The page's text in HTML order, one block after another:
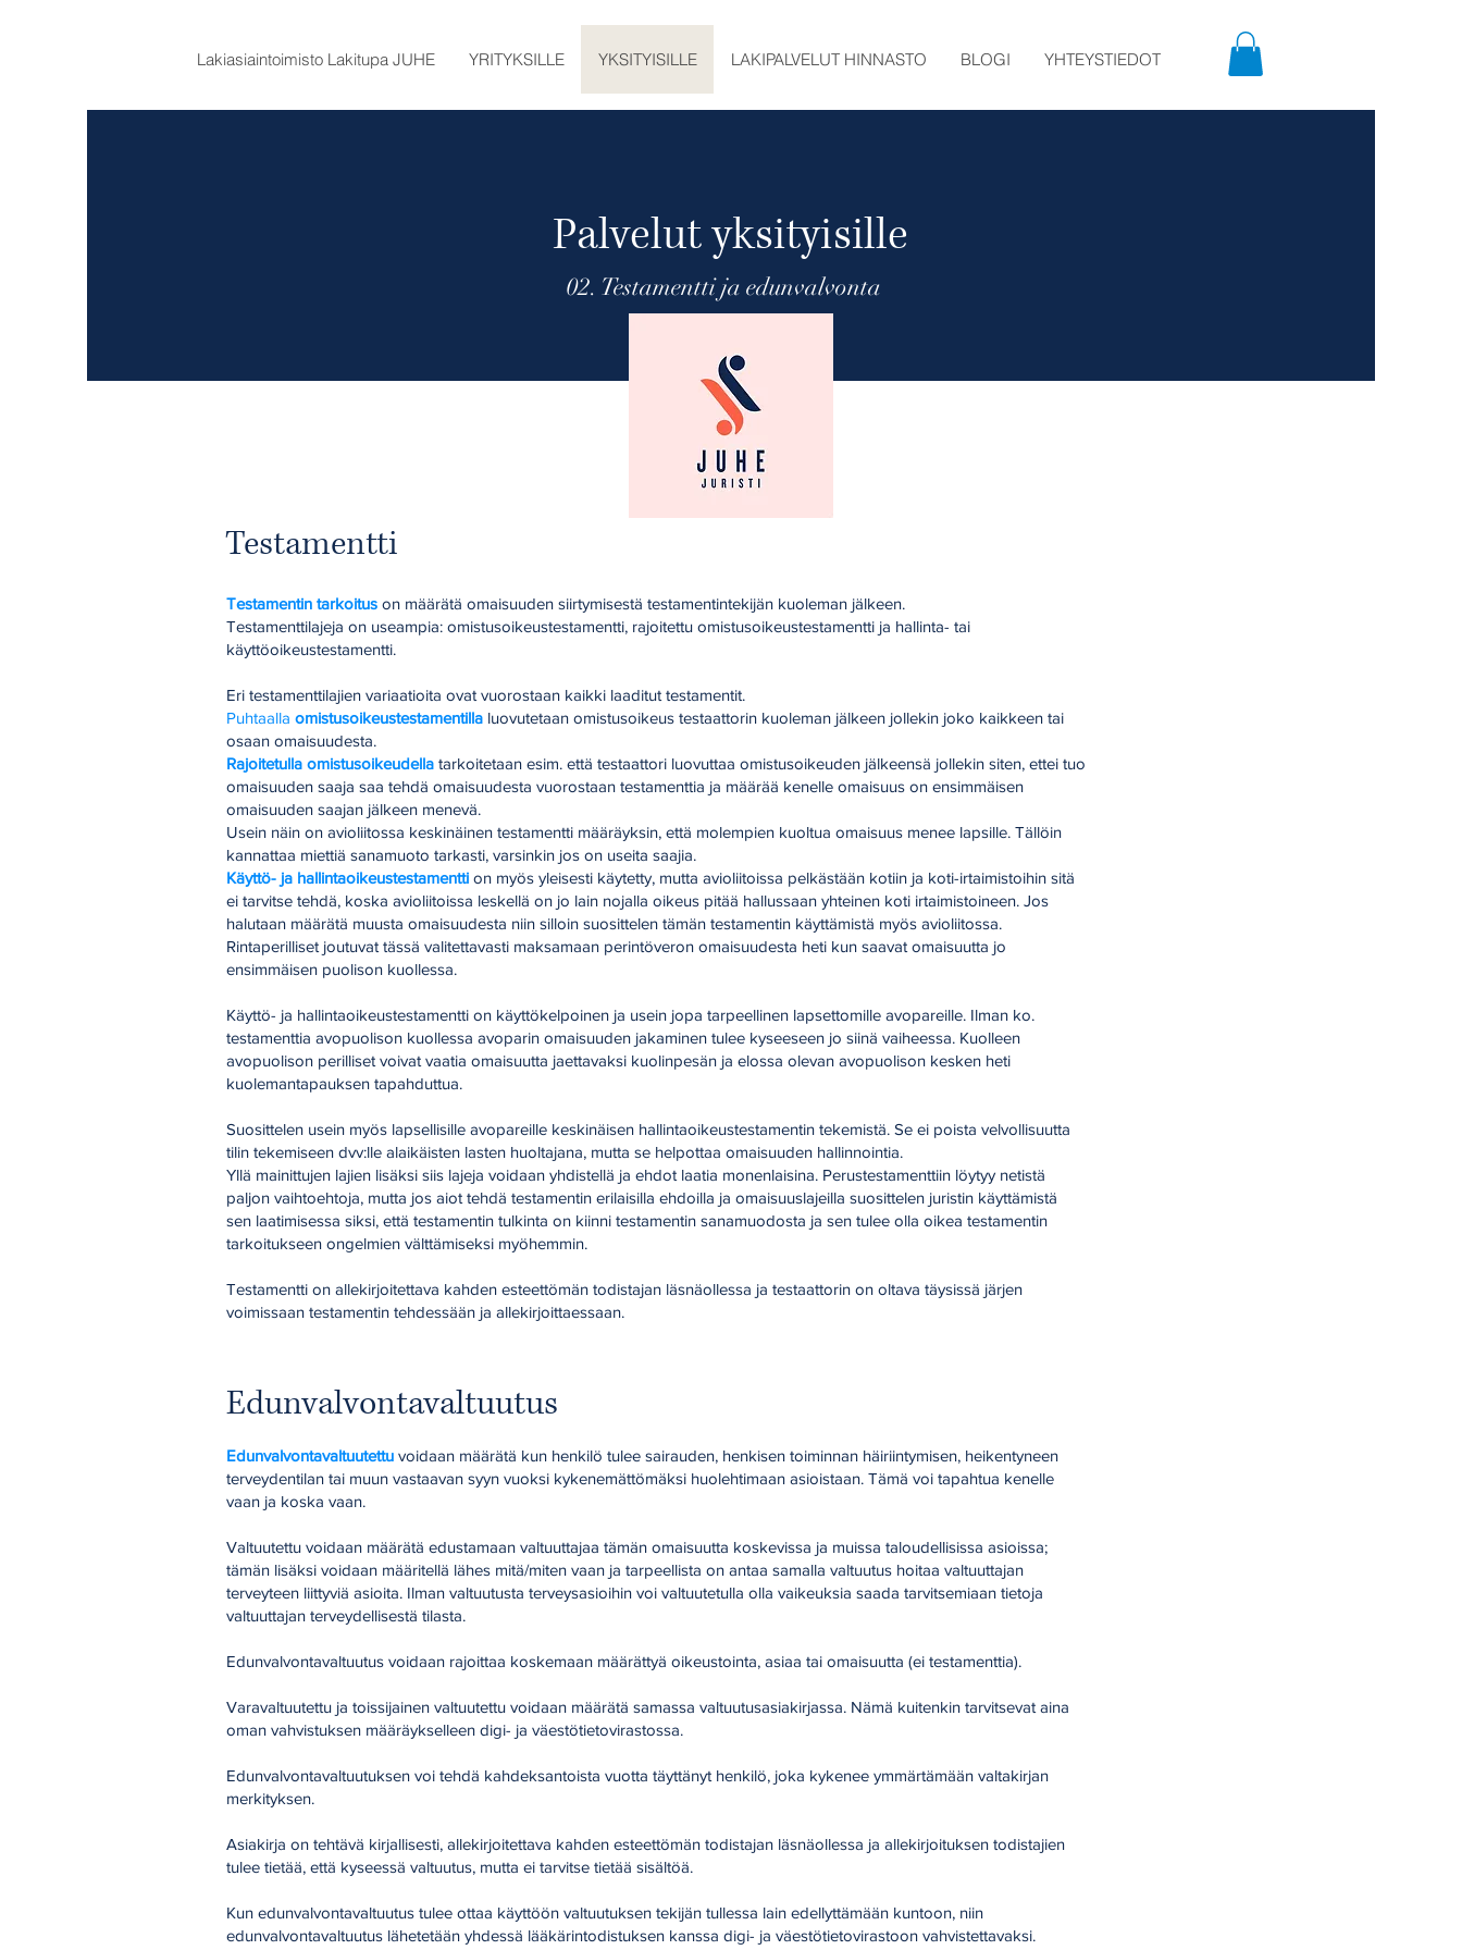
Lakiasiaintoimisto Lakitupa JUHE YRITYKSILLE YKSITYISILLE LAKIPALVELUT HINNASTO BLOGI YHTEYSTIEDOT
Palvelut yksityisille
02. Testamentti ja edunvalvonta
Testamentti
Testamentin tarkoitus on määrätä omaisuuden siirtymisestä testamentintekijän kuoleman jälkeen.
Testamenttilajeja on useampia: omistusoikeustestamentti, rajoitettu omistusoikeustestamentti ja hallinta- tai
käyttöoikeustestamentti.
Eri testamenttilajien variaatioita ovat vuorostaan kaikki laaditut testamentit.
Puhtaalla omistusoikeustestamentilla luovutetaan omistusoikeus testaattorin kuoleman jälkeen jollekin joko kaikkeen tai
osaan omaisuudesta.
Rajoitetulla omistusoikeudella tarkoitetaan esim. että testaattori luovuttaa omistusoikeuden jälkeensä jollekin siten, ettei tuo
omaisuuden saaja saa tehdä omaisuudesta vuorostaan testamenttia ja määrää kenelle omaisuus on ensimmäisen
omaisuuden saajan jälkeen menevä.
Usein näin on avioliitossa keskinäinen testamentti määräyksin, että molempien kuoltua omaisuus menee lapsille. Tällöin
kannattaa miettiä sanamuoto tarkasti, varsinkin jos on useita saajia.
Käyttö- ja hallintaoikeustestamentti on myös yleisesti käytetty, mutta avioliitoissa pelkästään kotiin ja koti-irtaimistoihin sitä
ei tarvitse tehdä, koska avioliitoissa leskellä on jo lain nojalla oikeus pitää hallussaan yhteinen koti irtaimistoineen. Jos
halutaan määrätä muusta omaisuudesta niin silloin suosittelen tämän testamentin käyttämistä myös avioliitossa.
Rintaperilliset joutuvat tässä valitettavasti maksamaan perintöveron omaisuudesta heti kun saavat omaisuutta jo
ensimmäisen puolison kuollessa.
Käyttö- ja hallintaoikeustestamentti on käyttökelpoinen ja usein jopa tarpeellinen lapsettomille avopareille. Ilman ko.
testamenttia avopuolison kuollessa avoparin omaisuuden jakaminen tulee kyseeseen jo siinä vaiheessa. Kuolleen
avopuolison perilliset voivat vaatia omaisuutta jaettavaksi kuolinpesän ja elossa olevan avopuolison kesken heti
kuolemantapauksen tapahduttua.
Suosittelen usein myös lapsellisille avopareille keskinäisen hallintaoikeustestamentin tekemistä. Se ei poista velvollisuutta
tilin tekemiseen dvv:lle alaikäisten lasten huoltajana, mutta se helpottaa omaisuuden hallinnointia.
Yllä mainittujen lajien lisäksi siis lajeja voidaan yhdistellä ja ehdot laatia monenlaisina. Perustestamenttiin löytyy netistä
paljon vaihtoehtoja, mutta jos aiot tehdä testamentin erilaisilla ehdoilla ja omaisuuslajeilla suosittelen juristin käyttämistä
sen laatimisessa siksi, että testamentin tulkinta on kiinni testamentin sanamuodosta ja sen tulee olla oikea testamentin
tarkoitukseen ongelmien välttämiseksi myöhemmin.
Testamentti on allekirjoitettava kahden esteettömän todistajan läsnäollessa ja testaattorin on oltava täysissä järjen
voimissaan testamentin tehdessään ja allekirjoittaessaan.
Edunvalvontavaltuutus
Edunvalvontavaltuutettu voidaan määrätä kun henkilö tulee sairauden, henkisen toiminnan häiriintymisen, heikentyneen
terveydentilan tai muun vastaavan syyn vuoksi kykenemättömäksi huolehtimaan asioistaan. Tämä voi tapahtua kenelle
vaan ja koska vaan.
Valtuutettu voidaan määrätä edustamaan valtuuttajaa tämän omaisuutta koskevissa ja muissa taloudellisissa asioissa;
tämän lisäksi voidaan määritellä lähes mitä/miten vaan ja tarpeellista on antaa samalla valtuutus hoitaa valtuuttajan
terveyteen liittyviä asioita. Ilman valtuutusta terveysasioihin voi valtuutetulla olla vaikeuksia saada tarvitsemiaan tietoja
valtuuttajan terveydellisestä tilasta.
Edunvalvontavaltuutus voidaan rajoittaa koskemaan määrättyä oikeustointa, asiaa tai omaisuutta (ei testamenttia).
Varavaltuutettu ja toissijainen valtuutettu voidaan määrätä samassa valtuutusasiakirjassa. Nämä kuitenkin tarvitsevat aina
oman vahvistuksen määräykselleen digi- ja väestötietovirastossa.
Edunvalvontavaltuutuksen voi tehdä kahdeksantoista vuotta täyttänyt henkilö, joka kykenee ymmärtämään valtakirjan
merkityksen.
Asiakirja on tehtävä kirjallisesti, allekirjoitettava kahden esteettömän todistajan läsnäollessa ja allekirjoituksen todistajien
tulee tietää, että kyseessä valtuutus, mutta ei tarvitse tietää sisältöä.
Kun edunvalvontavaltuutus tulee ottaa käyttöön valtuutuksen tekijän tullessa lain edellyttämään kuntoon, niin
edunvalvontavaltuutus lähetetään yhdessä lääkärintodistuksen kanssa digi- ja väestötietovirastoon vahvistettavaksi.